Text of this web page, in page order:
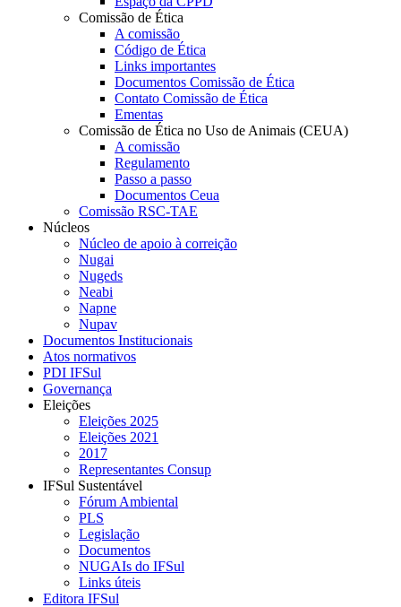
Comissão de Ética
A comissão
Código de Ética
Links importantes
Documentos Comissão de Ética
Contato Comissão de Ética
Ementas
Comissão de Ética no Uso de Animais (CEUA)
A comissão
Regulamento
Passo a passo
Documentos Ceua
Comissão RSC-TAE
Núcleos
Núcleo de apoio à correição
Nugai
Nugeds
Neabi
Napne
Nupav
Documentos Institucionais
Atos normativos
PDI IFSul
Governança
Eleições
Eleições 2025
Eleições 2021
2017
Representantes Consup
IFSul Sustentável
Fórum Ambiental
PLS
Legislação
Documentos
NUGAIs do IFSul
Links úteis
Editora IFSul